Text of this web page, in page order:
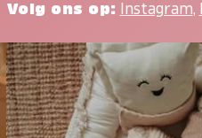
Volg ons op: Instagram,